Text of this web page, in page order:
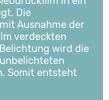
Die
Ausnahme der
verdeckten
wird die
Somit entsteht